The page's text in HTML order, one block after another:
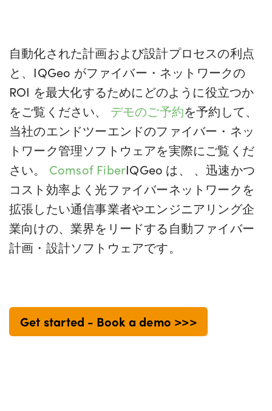
自動化された計画および設計プロセスの利点
と、IQGeo がファイバー・ネットワークの
ROI を最大化するためにどのように役立つか
をご覧ください、 デモのご予約を予約して、
当社のエンドツーエンドのファイバー・ネッ
トワーク管理ソフトウェアを実際にご覧くだ
さい。 Comsof FiberIQGeo は、
、迅速かつ
コスト効率よく光ファイバーネットワークを
拡張したい通信事業者やエンジニアリング企
業向けの、業界をリードする自動ファイバー
計画・設計ソフトウェアです。
Get started - Book a demo >>>